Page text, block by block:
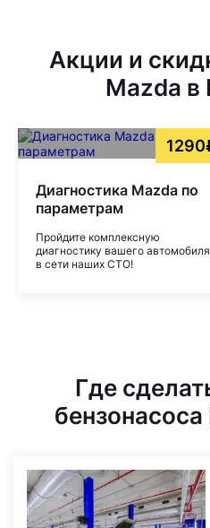
Акции и
Mazda
Диагностика Mazda по
параметрам
Пройдите комплексную
диагностику вашего автомобиля
в сети наших СТО!
Где